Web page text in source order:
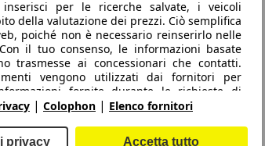
Area rivenditori
Servizi per i dealer
per le ricerche salvate, i veicoli
della valutazione dei prezzi. Ciò semplifica
poiché non è necessario reinserirlo nelle
il tuo consenso, le informazioni basate
trasmesse ai concessionari che contatti.
vengono utilizzati dai fornitori per
fornite durante le richieste di
giorni e per riutilizzarle automaticamente
l'utilizzo di tali cookie/strumenti, tali
| Colophon | Elenco fornitori
privacy Accetta tutto